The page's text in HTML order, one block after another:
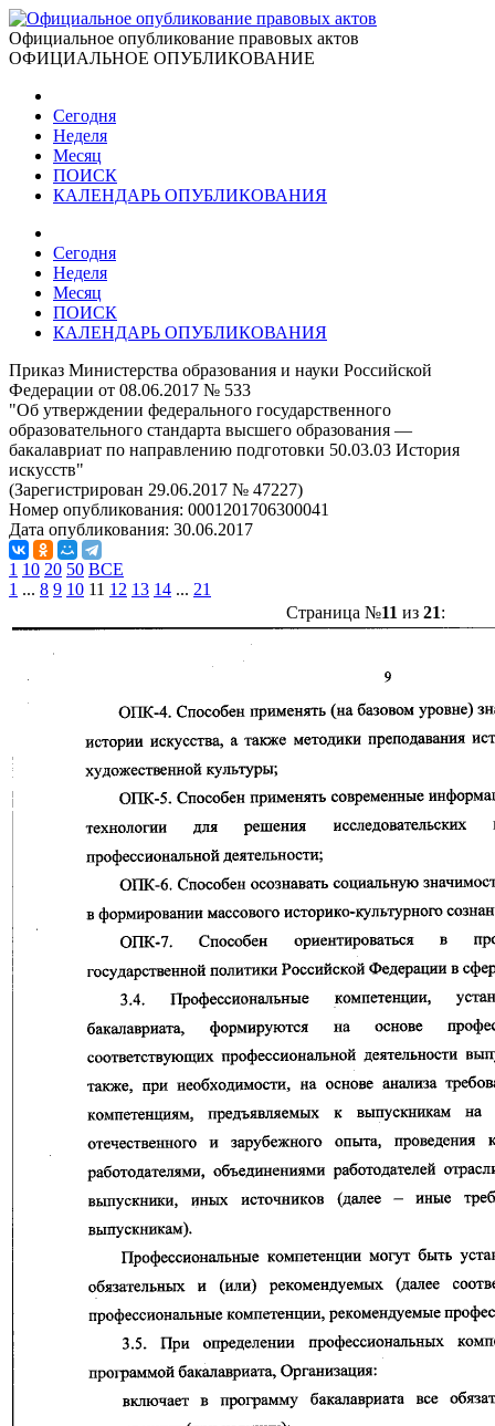
Официальное опубликование правовых актов
ОФИЦИАЛЬНОЕ ОПУБЛИКОВАНИЕ
Сегодня
Неделя
Месяц
ПОИСК
КАЛЕНДАРЬ ОПУБЛИКОВАНИЯ
Сегодня
Неделя
Месяц
ПОИСК
КАЛЕНДАРЬ ОПУБЛИКОВАНИЯ
Приказ Министерства образования и науки Российской
Федерации от 08.06.2017 № 533
"Об утверждении федерального государственного
образовательного стандарта высшего образования —
бакалавриат по направлению подготовки 50.03.03 История
искусств"
(Зарегистрирован 29.06.2017 № 47227)
Номер опубликования: 0001201706300041
Дата опубликования: 30.06.2017
1 10 20 50 ВСЕ
1 ... 8 9 10 11 12 13 14 ... 21
Страница №11 из 21: